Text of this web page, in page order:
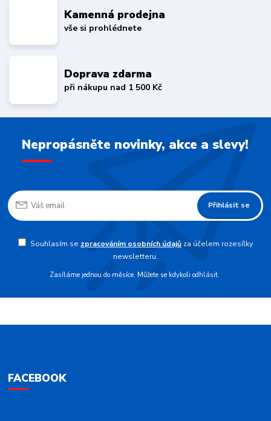
Kamenná prodejna
vše si prohlédnete
Doprava zdarma
při nákupu nad 1 500 Kč
Nepropásněte novinky, akce a slevy!
Přihlásit se
Souhlasím se zpracováním osobních údajůza účelem rozesílky
newsletteru.
Zasíláme jednou do měsíce. Můžete se kdykoli odhlásit.
FACEBOOK